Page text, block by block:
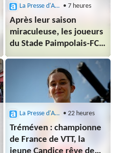
La Presse d'Armor (Paimpol) • 7 heures
Après leur saison
miraculeuse, les joueurs
du Stade Paimpolais-FC
de retour sur le terrain !
La Presse d'Armor (Paimpol) • 22 heures
Tréméven : championne
de France de VTT, la